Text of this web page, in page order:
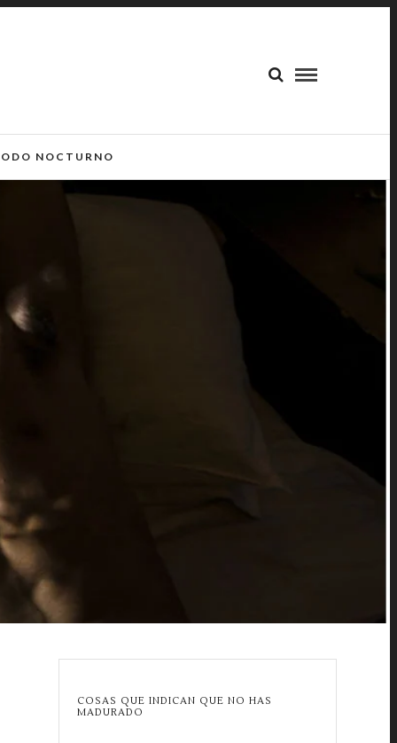
NOCTURNO
COSAS QUE INDICAN QUE NO HAS
MADURADO